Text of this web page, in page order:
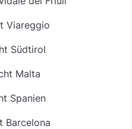
Viareggio
Südtirol
Malta
Spanien
Barcelona